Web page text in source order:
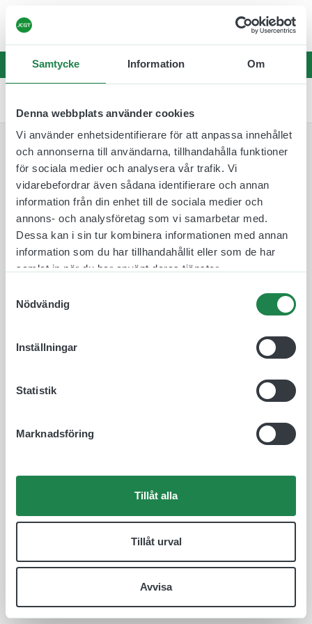
Samtycke Information Om
Denna webbplats använder cookies
Vi använder enhetsidentifierare för att anpassa innehållet
och annonserna till användarna, tillhandahålla funktioner
för sociala medier och analysera vår trafik. Vi
vidarebefordrar även sådana identifierare och annan
information från din enhet till de sociala medier och
annons- och analysföretag som vi samarbetar med.
Dessa kan i sin tur kombinera informationen med annan
information som du har tillhandahållit eller som de har
samlat in när du har använt deras tjänster.
Nödvändig
Inställningar
Statistik
Marknadsföring
Tillåt alla
Tillåt urval
Avvisa
☀️
Leveranstider kan vara något längre än
vanligt – sommarbemanning fram t.o.m v.32☀️
Lades till i varukorgen